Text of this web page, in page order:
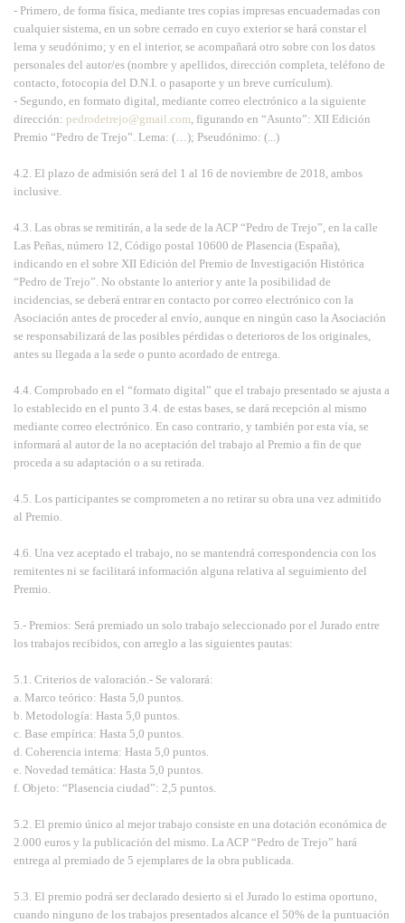
- Primero, de forma física, mediante tres copias impresas encuadernadas con
cualquier sistema, en un sobre cerrado en cuyo exterior se hará constar el
lema y seudónimo; y en el interior, se acompañará otro sobre con los datos
personales del autor/es (nombre y apellidos, dirección completa, teléfono de
contacto, fotocopia del D.N.I. o pasaporte y un breve currículum).
- Segundo, en formato digital, mediante correo electrónico a la siguiente
dirección: pedrodetrejo@gmail.com , figurando en “Asunto”: XII Edición
Premio “Pedro de Trejo”. Lema: (…); Pseudónimo: (...)
4.2. El plazo de admisión será del 1 al 16 de noviembre de 2018, ambos
inclusive.
4.3. Las obras se remitirán, a la sede de la ACP “Pedro de Trejo”, en la calle
Las Peñas, número 12, Código postal 10600 de Plasencia (España),
indicando en el sobre XII Edición del Premio de Investigación Histórica
“Pedro de Trejo”. No obstante lo anterior y ante la posibilidad de
incidencias, se deberá entrar en contacto por correo electrónico con la
Asociación antes de proceder al envío, aunque en ningún caso la Asociación
se responsabilizará de las posibles pérdidas o deterioros de los originales,
antes su llegada a la sede o punto acordado de entrega.
4.4. Comprobado en el “formato digital” que el trabajo presentado se ajusta a
lo establecido en el punto 3.4. de estas bases, se dará recepción al mismo
mediante correo electrónico. En caso contrario, y también por esta vía, se
informará al autor de la no aceptación del trabajo al Premio a fin de que
proceda a su adaptación o a su retirada.
4.5. Los participantes se comprometen a no retirar su obra una vez admitido
al Premio.
4.6. Una vez aceptado el trabajo, no se mantendrá correspondencia con los
remitentes ni se facilitará información alguna relativa al seguimiento del
Premio.
5.- Premios: Será premiado un solo trabajo seleccionado por el Jurado entre
los trabajos recibidos, con arreglo a las siguientes pautas:
5.1. Criterios de valoración.- Se valorará:
a. Marco teórico: Hasta 5,0 puntos.
b. Metodología: Hasta 5,0 puntos.
c. Base empírica: Hasta 5,0 puntos.
d. Coherencia interna: Hasta 5,0 puntos.
e. Novedad temática: Hasta 5,0 puntos.
f. Objeto: “Plasencia ciudad”: 2,5 puntos.
5.2. El premio único al mejor trabajo consiste en una dotación económica de
2.000 euros y la publicación del mismo. La ACP “Pedro de Trejo” hará
entrega al premiado de 5 ejemplares de la obra publicada.
5.3. El premio podrá ser declarado desierto si el Jurado lo estima oportuno,
cuando ninguno de los trabajos presentados alcance el 50% de la puntuación